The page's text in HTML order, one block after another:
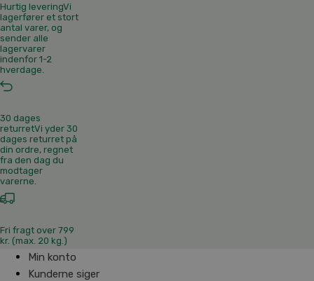
Hurtig leveringVi
lagerfører et stort
antal varer, og
sender alle
lagervarer
indenfor 1-2
hverdage.
30 dages
returretVi yder 30
dages returret på
din ordre, regnet
fra den dag du
modtager
varerne.
Fri fragt over 799
kr. (max. 20 kg.)
Min konto
Kunderne siger